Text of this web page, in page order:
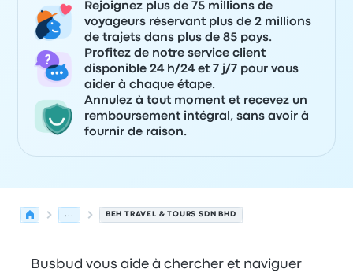
Rejoignez plus de 75 millions de
voyageurs réservant plus de 2 millions
de trajets dans plus de 85 pays.
Profitez de notre service client
disponible 24 h/24 et 7 j/7 pour vous
aider à chaque étape.
Annulez à tout moment et recevez un
remboursement intégral, sans avoir à
fournir de raison.
... BEH TRAVEL & TOURS SDN BHD
Busbud vous aide à chercher et naviguer